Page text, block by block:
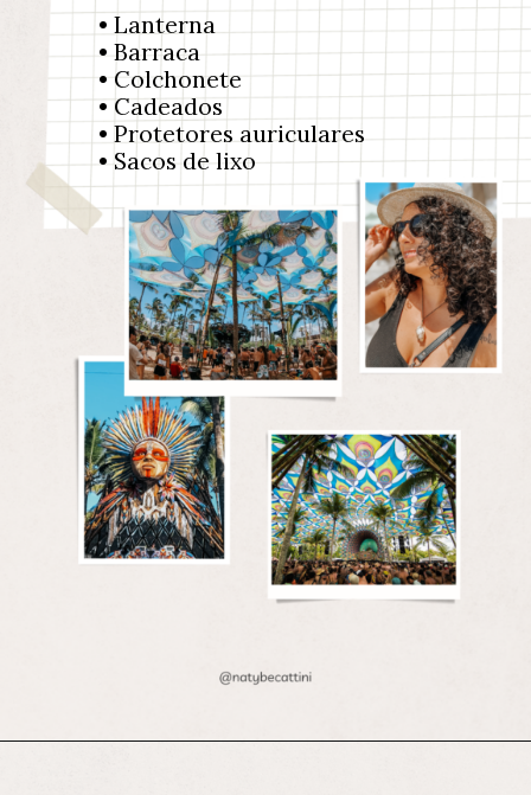
• Lanterna
• Barraca
• Colchonete
• Cadeados
• Protetores auriculares
• Sacos de lixo